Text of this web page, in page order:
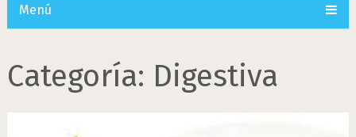
Menú
Categoría: Digestiva